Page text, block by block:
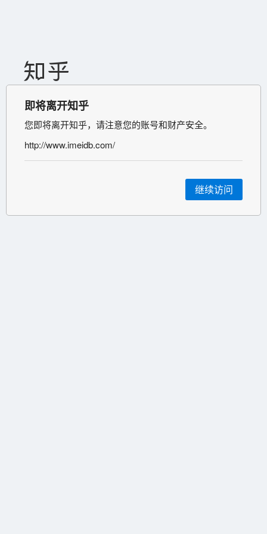
即将离开知乎
您即将离开知乎，请注意您的账号和财产安全。
http://www.imeidb.com/
继续访问